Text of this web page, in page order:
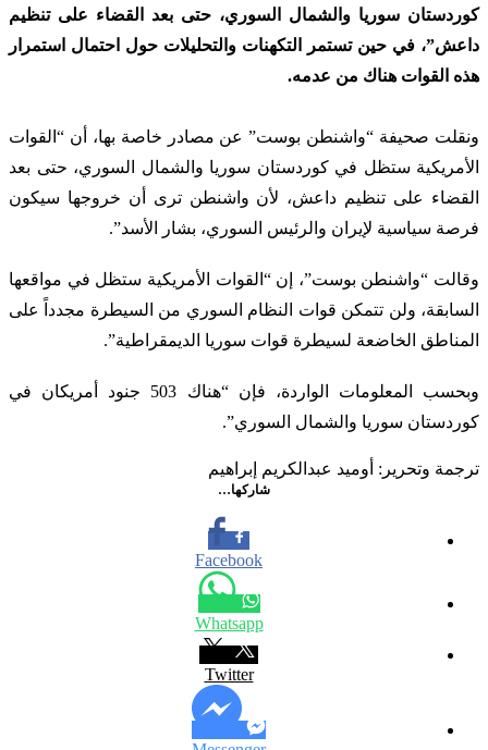
كوردستان سوريا والشمال السوري، حتى بعد القضاء على تنظيم
داعش”، في حين تستمر التكهنات والتحليلات حول احتمال استمرار
هذه القوات هناك من عدمه.
ونقلت صحيفة “واشنطن بوست” عن مصادر خاصة بها، أن “القوات
الأمريكية ستظل في كوردستان سوريا والشمال السوري، حتى بعد
القضاء على تنظيم داعش، لأن واشنطن ترى أن خروجها سيكون
فرصة سياسية لإيران والرئيس السوري، بشار الأسد”.
وقالت “واشنطن بوست”، إن “القوات الأمريكية ستظل في مواقعها
السابقة، ولن تتمكن قوات النظام السوري من السيطرة مجدداً على
المناطق الخاضعة لسيطرة قوات سوريا الديمقراطية”.
وبحسب المعلومات الواردة، فإن “هناك 503 جنود أمريكان في
كوردستان سوريا والشمال السوري”.
ترجمة وتحرير: أوميد عبدالكريم إبراهيم
شاركها…
Facebook
Whatsapp
Twitter